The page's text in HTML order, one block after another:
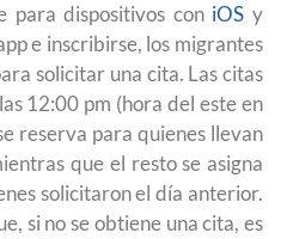
para dispositivos con iOS y
e inscribirse, los migrantes
solicitar una cita. Las citas
12:00 pm (hora del este en
reserva para quienes llevan
que el resto se asigna
solicitaron el día anterior.
si no se obtiene una cita, es